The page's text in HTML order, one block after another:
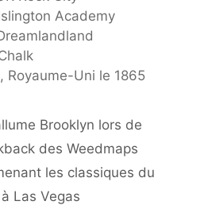
Academy
Royaume-Uni le 1865
Brooklyn lors de
des Weedmaps
les classiques du
Las Vegas